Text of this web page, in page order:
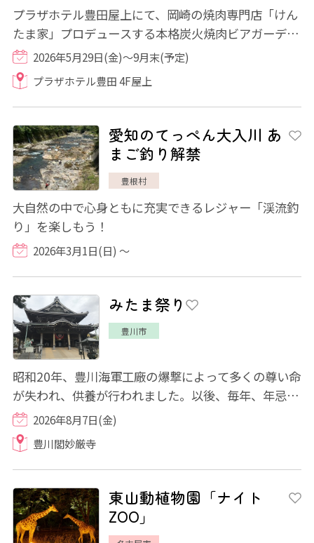
プラザホテル豊田屋上にて、岡崎の焼肉専門店「けん
たま家」プロデュースする本格炭火焼肉ビアガーデ
ン Hawaii(～ハワイ～)」が今年もOPENいたし...
2026年5月29日(金)～9月末(予定)
プラザホテル豊田 4F屋上
愛知のてっぺん大入川 あ
まご釣り解禁
豊根村
大自然の中で心身ともに充実できるレジャー「渓流釣
り」を楽しもう！
2026年3月1日(日) ～
みたま祭り
豊川市
昭和20年、豊川海軍工廠の爆撃によって多くの尊い命
が失われ、供養が行われました。以後、毎年、年忌法
要を営み、みたま供養のための盆踊り大会が...
2026年8月7日(金)
豊川閣妙厳寺
東山動植物園「ナイト
ZOO」